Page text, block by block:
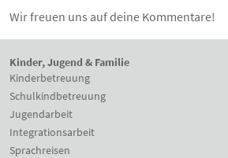
Wir freuen uns auf deine Kommentare!
Kinder, Jugend & Familie
Kinderbetreuung
Schulkindbetreuung
Jugendarbeit
Integrationsarbeit
Sprachreisen